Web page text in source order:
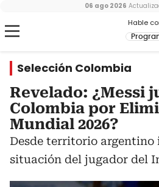
Hable
06 ago 2026
Selección Colombia
Revelado: ¿Messi
Colombia por
Mundial 2026?
Desde territorio argentino
situación del jugador del